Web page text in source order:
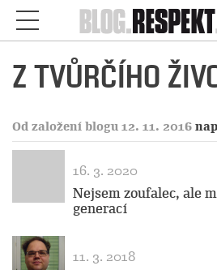
Respekt
Z TVŮRČÍHO
Od založení blogu 12. 11. 2016
16. 3. 2020
Nejsem zoufalec, ale
generací
11. 3. 2018